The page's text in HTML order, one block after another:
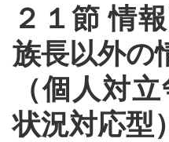
２１節 情
族長以外の
（個人対
状況対応型）